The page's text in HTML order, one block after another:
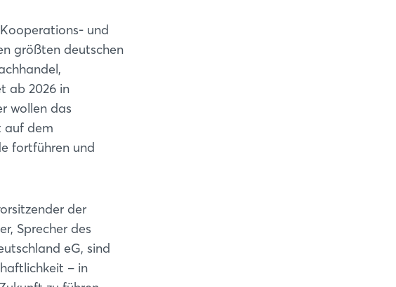
und
größten deutschen
ab 2026 in
wollen das
auf dem
fortführen und
der
Sprecher des
eG, sind
– in